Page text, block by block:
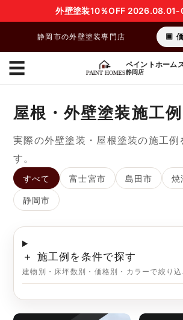
外壁塗装10％OFF
静岡市の外壁塗装専門店
ペイントホーム
静岡店
☰
屋根・外壁塗装施工例
実際の外壁塗装・屋根塗装の施工例
す。
すべて 富士宮市 島田市 焼
静岡市
＋ 施工例を条件で探す
建物別・床坪数別・価格別・カラーで絞り